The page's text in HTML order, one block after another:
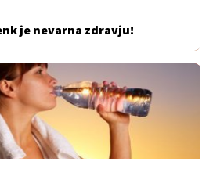
je nevarna zdravju!